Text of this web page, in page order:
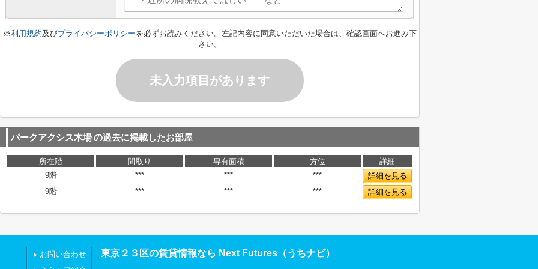
※利用規約及びプライバシーポリシーを必ずお読みください。左記内容に同意いただいた場合は、確認画面へお進み下
さい。
未入力項目があります
パークアクシス木場の過去に掲載したお部屋
所在階 間取り 専有面積 方位
詳細
9階
*** *** ***
詳細を見る
9階
*** *** *** 詳細を見る
お問い合わせ
東京２３区の賃貸情報なら Next Futures（うちナビ）